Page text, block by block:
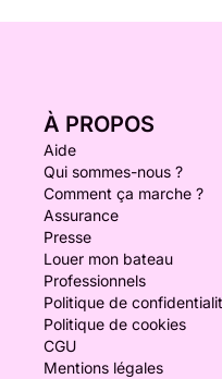
À PROPOS
Aide
Qui sommes-nous ?
Comment ça marche ?
Assurance
Presse
Louer mon bateau
Professionnels
Politique de
Politique de cookies
CGU
Mentions légales